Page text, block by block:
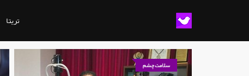
تریتا
سلامت چشم